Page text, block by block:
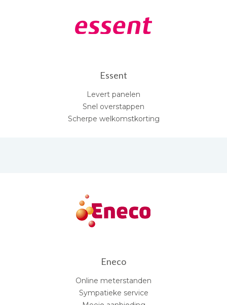
Essent
Levert panelen
Snel overstappen
Scherpe welkomstkorting
Eneco
Online meterstanden
Sympatieke service